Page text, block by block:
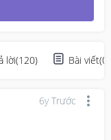
lời(120) Bài viết(0
6y Trước